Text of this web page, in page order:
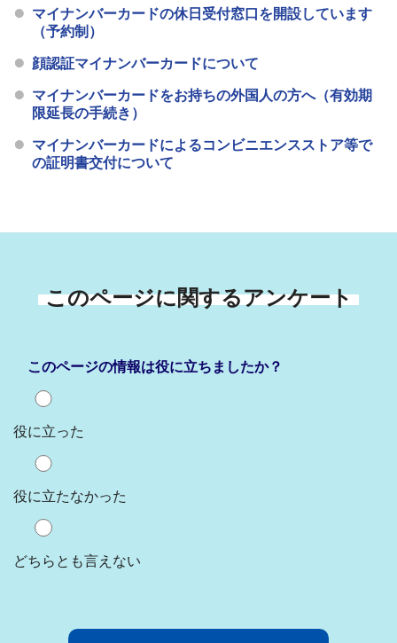
マイナンバーカードの休日受付窓口を開設しています
（予約制）
顔認証マイナンバーカードについて
マイナンバーカードをお持ちの外国人の方へ（有効期
限延長の手続き）
マイナンバーカードによるコンビニエンスストア等で
の証明書交付について
このページに関するアンケート
このページの情報は役に立ちましたか？
役に立った
役に立たなかった
どちらとも言えない